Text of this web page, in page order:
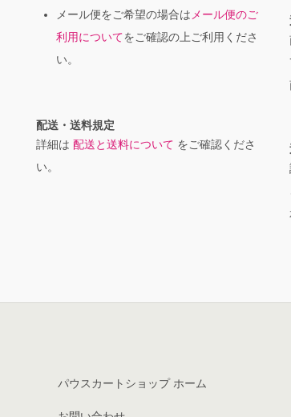
メール便をご希望の場合はメール便のご
利用についてをご確認の上ご利用くださ
い。
配送・送料規定
詳細は 配送と送料について をご確認くださ
い。
パウスカートショップ ホーム